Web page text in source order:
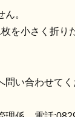
。
を小さく折
い合わせてく